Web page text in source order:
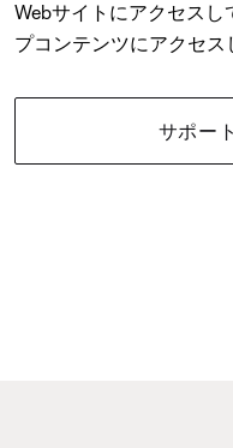
Webサイトにアクセス
プコンテンツにアクセス
サポー